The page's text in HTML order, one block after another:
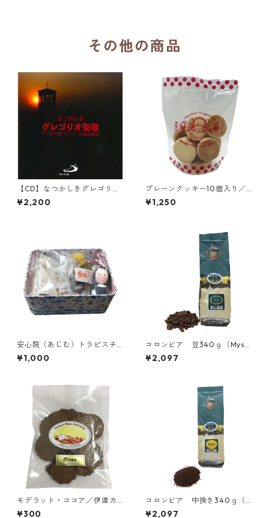
その他の商品
【CD】なつかしきグレゴリオ
聖歌／アッシジの聖フランシ
スコ大聖堂聖歌隊
¥2,200
プレーンクッキー10個入り／
函館トラピスチヌ修道院 天使
園
¥1,250
安心院（あじむ）トラピスチ
ヌ修道院のお菓子詰め合わせ2
種+シスター人形（LIG-CAN
¥1,000
コロンビア 豆340ｇ（Mysti
c Monk Coffee）／アメリカ
カルメル会 カルメル山の聖
¥2,097
モデラット・ココア／伊達カ
ルメル会修道院
¥300
コロンビア 中挽き340ｇ（M
ystic Monk Coffee）／アメ
¥2,097